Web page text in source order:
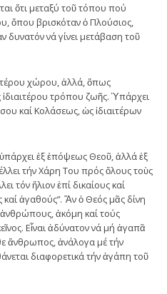
ὅτι μεταξύ τοῦ τόπου πού
ὅπου βρισκόταν ὁ Πλούσιος,
δυνατόν νά γίνει μετάβαση τοῦ
χώρου, ἀλλά, ὅπως
τρόπου ζωῆς. Ὑπάρχει
καί Κολάσεως, ὡς ἰδιαιτέρων
ἐξ ἐπόψεως Θεοῦ, ἀλλά ἐξ
τήν Χάρη Του πρός ὅλους τοὺς
τόν ἥλιον ἐπί δικαίους καί
καί ἀγαθούς”. Ἄν ὁ Θεός μᾶς δίνη
ἀκόμη καί τούς
Εἶναι ἀδύνατον νά μή ἀγαπᾶ
ἄνθρωπος, ἀνάλογα μέ τήν
διαφορετικά τήν ἀγάπη τοῦ